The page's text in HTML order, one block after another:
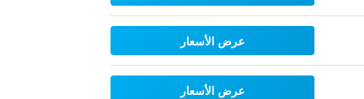
عرض الأسعار
عرض الأسعار